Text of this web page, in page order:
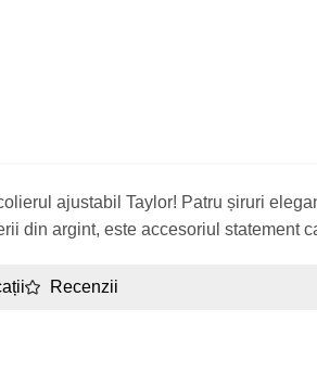
ajustabil Taylor! Patru șiruri
din argint, este accesoriul statement
Recenzii